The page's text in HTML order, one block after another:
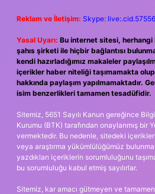
Reklam ve İletişim: Skype:
Yasal Uyarı: Bu internet sitesi,
şahıs şirketi ile hiçbir bağlantısı
kendi hazırladığımız makaleler
içerikler haber niteliği taşımamakta
hakkında paylaşım yapılmamaktadır.
isim benzerlikleri tamamen tesadüfidir.
Sitemiz, 5651 Sayılı Kanun gereğince
Kurumu (BTK) tarafından onaylanmış bir
vermektedir. Bu nedenle, sitedeki
veya araştırma yükümlülüğümüz
yazdıkları içeriklerin sorumluluğunu
bu sorumluluğu kabul etmiş sayılırlar.
Sitemiz, kar amacı gütmeyen ve